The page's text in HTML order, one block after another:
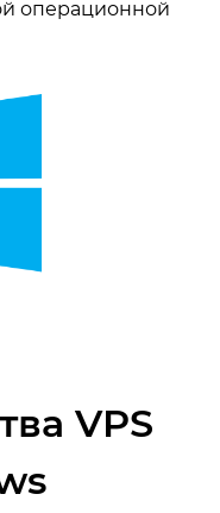
операционной
VPS